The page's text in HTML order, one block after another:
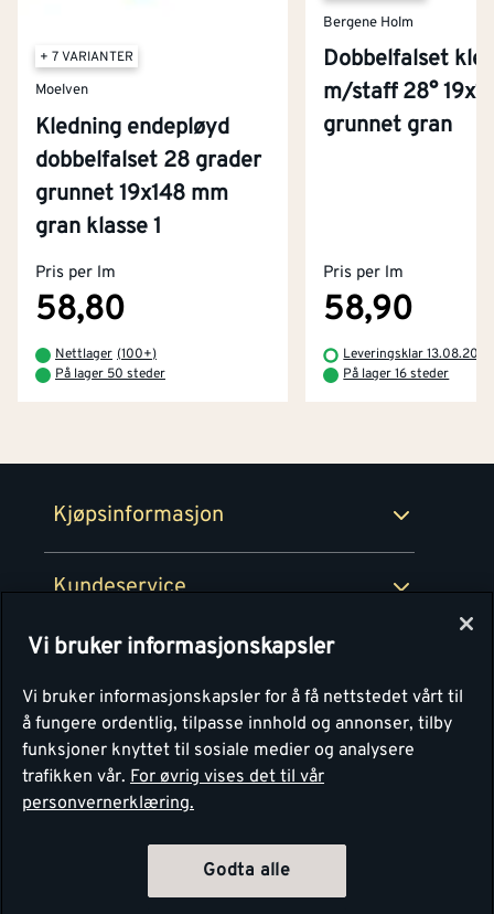
+ 7 VARIANTER
Moelven
Kledning endepløyd
dobbelfalset 28 grader
grunnet 19x148 mm
gran klasse 1
Pris per lm
58,80
Nettlager (100+)
På lager 50 steder
Bergene Holm
Dobbelfalset
m/staff 28°
grunnet gran
Pris per lm
58,90
Leveringsklar 13.08.2026
På lager 16 steder
Kjøpsinformasjon
Kjøpsbetingelser
Retur- og angrerettsskjema
Kundeservice
Kontakt oss
Tjenester
Montér Klubb
Montér
Om Montér
Byggevarehus og åpningstider
Prismatch
Personvern
Vi bruker informasjonskapsler
Vi bruker informasjonskapsler for å få nettstedet vårt til
å fungere ordentlig, tilpasse innhold og annonser, tilby
funksjoner knyttet til sosiale medier og analysere
trafikken vår. For øvrig vises det til vår
personvernerklæring.
Godta alle